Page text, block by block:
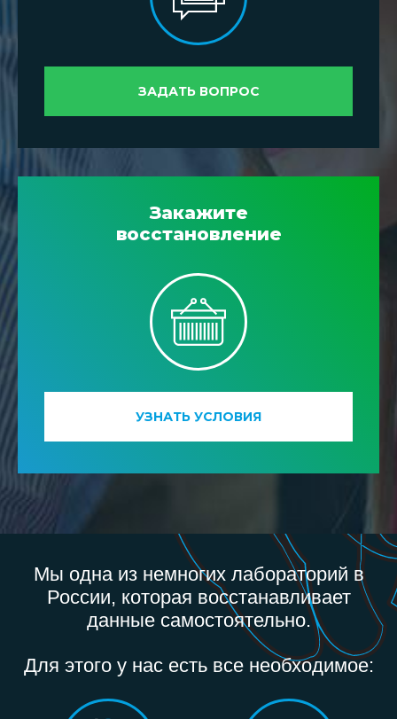
ЗАДАТЬ ВОПРОС
Закажите
восстановление
УЗНАТЬ УСЛОВИЯ
Мы одна из немногих лабораторий в
России, которая восстанавливает
данные самостоятельно.
Для этого у нас есть все необходимое: